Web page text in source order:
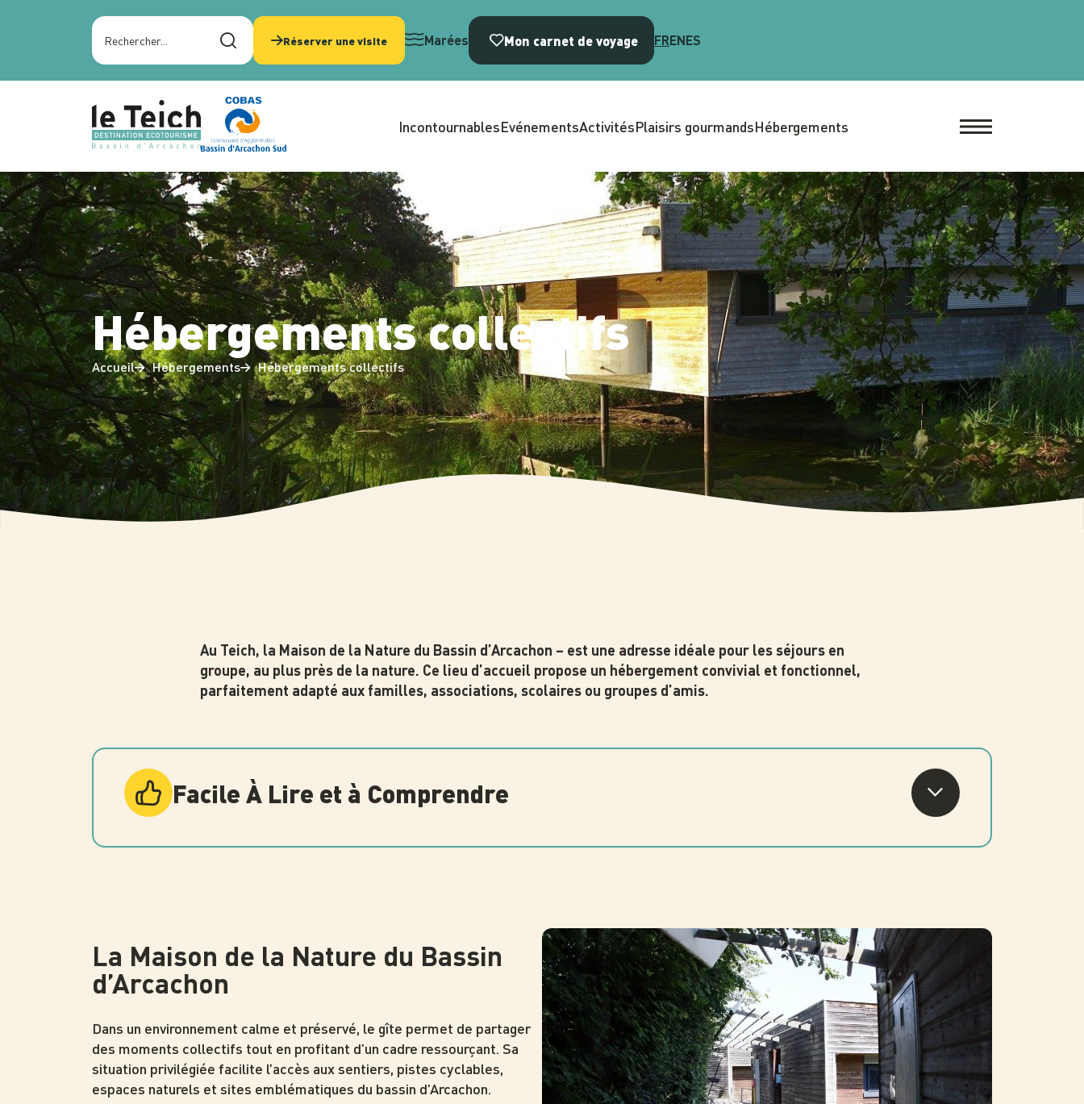
IncontournablesEvénementsActivitésPlaisirs gourmandsHébergements
Rechercher sur le site
Réserver une visite Marées Mon carnet de voyage FRENES
Hébergements collectifs
Accueil Hébergements Hébergements collectifs
Au Teich, la Maison de la Nature du Bassin d’Arcachon – est une adresse idéale pour les séjours en
groupe, au plus près de la nature. Ce lieu d’accueil propose un hébergement convivial et fonctionnel,
parfaitement adapté aux familles, associations, scolaires ou groupes d’amis.
Facile À Lire et à Comprendre
La Maison de la Nature du Bassin
d’Arcachon
Dans un environnement calme et préservé, le gîte permet de partager
des moments collectifs tout en profitant d’un cadre ressourçant. Sa
situation privilégiée facilite l’accès aux sentiers, pistes cyclables,
espaces naturels et sites emblématiques du bassin d’Arcachon.
Photo
Photo
Photo